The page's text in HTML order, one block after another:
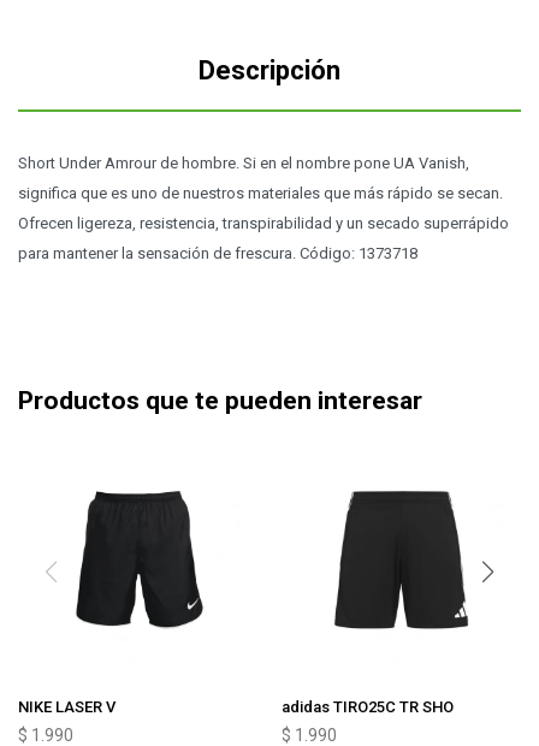
Descripción
Short Under Amrour de hombre. Si en el nombre pone UA Vanish,
significa que es uno de nuestros materiales que más rápido se secan.
Ofrecen ligereza, resistencia, transpirabilidad y un secado superrápido
para mantener la sensación de frescura. Código: 1373718
Productos que te pueden interesar
NIKE LASER V
$ 1.990
adidas TIRO25C TR SHO
$ 1.990